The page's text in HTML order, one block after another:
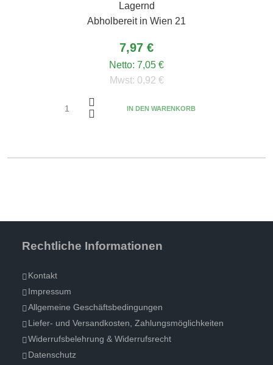
Lagernd
Abholbereit in Wien 21
7,97 €
Netto: 7,05 €
Mwst: 0,92 €
IN DEN WARENKORB
Rechtliche Informationen
Kontakt
Impressum
Allgemeine Geschäftsbedingungen
Liefer- und Versandkosten, Zahlungsmöglichkeiten
Widerrufsbelehrung & Widerrufsrecht
Datenschutz